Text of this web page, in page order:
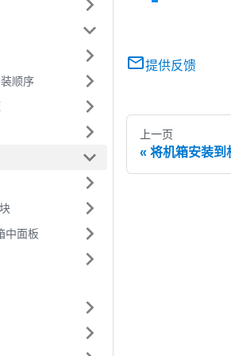
顺序
中面板
提供反馈
上一页
将机箱安装到